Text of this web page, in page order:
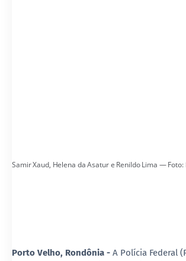
Samir Xaud, Helena da Asatur e Renildo Lima — Foto:
Porto Velho, Rondônia - A Polícia Federal